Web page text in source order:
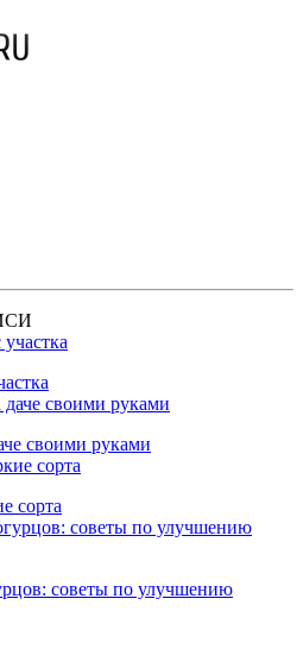
своими руками
сорта
советы по улучшению